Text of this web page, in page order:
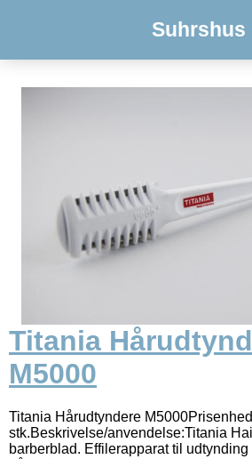
Suhrshus
Titania
M5000
Titania Hårudtyndere
stk.Beskrivelse/anvendelse:Titania
barberblad. Effilerapparat til